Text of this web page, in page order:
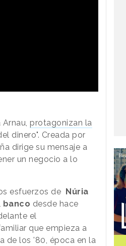
protagonizan la
dinero". Creada por
dirige su mensaje a
un negocio a lo
esfuerzos de
Núria
banco desde hace
el
que empieza a
de los '80, época en la